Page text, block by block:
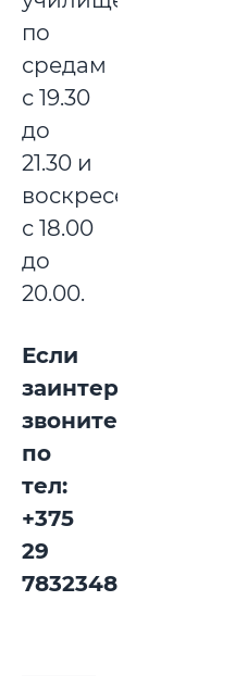
по
средам
с 19.30
до
21.30 и
воскресеньям
с 18.00
до
20.00.
Если
заинтересовались,
звоните
по
тел:
+375
29
7832348.